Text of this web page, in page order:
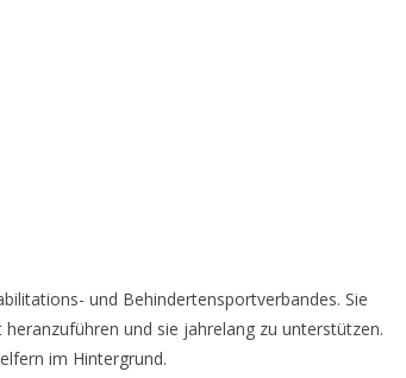
und Behindertensportverbandes. Sie
und sie jahrelang zu unterstützen.
im Hintergrund.